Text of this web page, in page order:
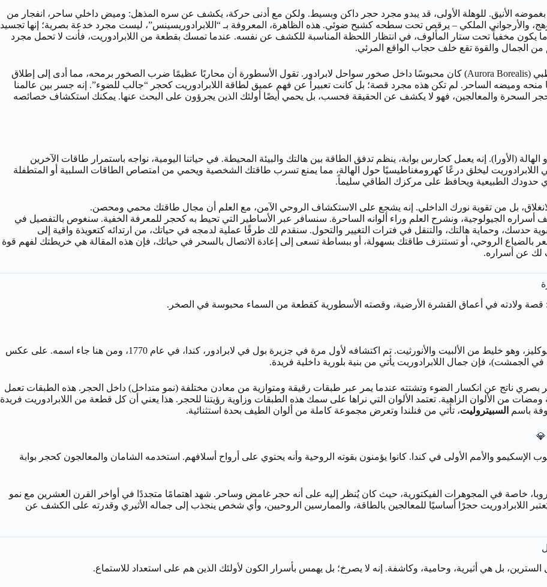
بغموضه الأنيق. للوهلة الأولى، قد يبدو مجرد حجر داكن وبسيط. ولكن مع أدنى حركة، يكشف عن سره المذهل: وميض داخلي ساحر، انفجار من
والأرجواني الملكي – يرقص تحت سطحه كشبح ضوئي. هذه الظاهرة، المعروفة بـ “اللابرادوريسينس”، ليست مجرد خدعة بصرية؛ إنها تجسيد
ما يكون مخفياً تحت ستار المألوف، في انتظار اللحظة المناسبة للكشف عن نفسه. عندما تمسك بقطعة من اللابرادوريت، فأنت لا تحمل مجرد
الجمال والقوة تقع خلف حجاب الواقع المرئي.
وفقًا لأساطير شعوب الإسكيمو (Inuit) في كندا، يُعتقد أن الشفق القطبي (Aurora Borealis) كان محبوسًا داخل صخور سواحل لابرادور. تقول الأسطورة أن محاربًا عظيمًا ضرب الصخور برمحه، مما أدى إلى إطلاق
وميضه الساحر. لم تكن هذه مجرد قصة؛ بل كانت تعبيراً عن فهم عميق لطاقة اللابرادوريت كحجر “جالب للضوء”. إنه جسر بين عالمنا
حجر السحرة والمعالجين، فهو لا يكشف عن الحقيقة فحسب، بل يحمي أيضًا أولئك الذين يجرؤون على البحث عنها. يمكنك استكشاف خصائصه
(الأورا). إنه يعمل كحارس بوابة، ينظم تدفق الطاقة بين هالتك والبيئة المحيطة. في حياتنا اليومية، نواجه باستمرار طاقات الآخرين
اللابرادوريت ليخلق درعًا كهرومغناطيسيًا حول الهالة، مما يمنع تسرب طاقتك الشخصية ويحمي من امتصاص الطاقات السلبية أو المتطفلة
حدودك الطبيعية ويحافظ على مركزك الطاقي سليماً.
الانغلاق، بل من تقوية نورك الداخلي. إنه يشجع على الاستكشاف الروحي الآمن، مع العلم أن مجال طاقتك محمي ومحصن.
الجيولوجية، ونشرح العلم وراء ألوانه الساحرة. سنسافر عبر الأساطير التي تحيط به كحجر للمعرفة الخفية. سنغوص بالتفصيل في
حدسك، وحماية هالتك، والتنقل في فترات التغيير والتحول. سنقدم لك طرقًا عملية لدمجه في حياتك، من ارتدائه كتعويذة واقية إلى
الروحي، أو تستنزف طاقتك بسهولة، أو ببساطة تسعى إلى إعادة الاتصال بالسحر في حياتك، فإن هذه المقالة هي خريطتك لفهم قوة
لك عن أسراره.
قصة ولادته في أعماق القشرة الأرضية، وقصته الأسطورية كقطعة من السماء محبوسة في الصخر.
ينتمي اللابرادوريت إلى عائلة معادن الفلسبار، وتحديداً سلسلة البلاجيوكليز، وهو خليط من الألبيت والأنورثيت. تم اكتشافه لأول مرة في جزيرة بول في لابرادور، كندا، في عام 1770، ومن هنا جاء اسمه. على عكس
في الجمشت)، فإن جمال اللابرادوريت يأتي من بنية بلورية داخلية فريدة.
بصري ناتج عن انكسار الضوء وتشتته عندما يمر عبر طبقات رقيقة ومتوازية من معادن مختلفة (نمو متداخل) داخل الحجر. هذه الطبقات تعمل
من الألوان الزاهية. تعتمد الألوان التي نراها على سمك هذه الطبقات وزاوية رؤيتنا للحجر. هذا يعني أن كل قطعة من اللابرادوريت فريدة
باسم
السبيتروليت، تأتي من فنلندا وتعرض مجموعة كاملة من ألوان الطيف بحدة استثنائية.
💎
والأمم الأولى في كندا. كانوا يؤمنون بقوته الروحية وأنه يحتوي على أرواح أسلافهم. استخدمه الشامان والمعالجون كحجر بوابة
خاصة في المجوهرات الفيكتورية، حيث كان يُنظر إليه على أنه حجر غامض وساحر. شهد اهتمامًا متجددًا في أواخر القرن العشرين مع نمو
يُعتبر اللابرادوريت حجرًا أساسيًا للمعالجين بالطاقة، والممارسين الروحيين، وأي شخص ينجذب إلى جماله الأثيري وقدرته على الكشف عن
بل هي أثيرية، وحامية، وكاشفة. إنه لا يصرخ؛ بل يهمس بأسرار الكون لأولئك الذين هم على استعداد للاستماع.